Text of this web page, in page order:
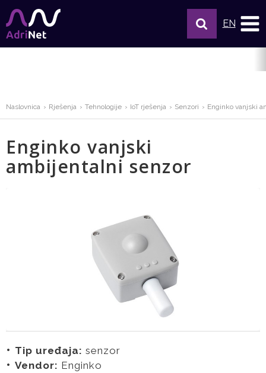
EN
Naslovnica Rješenja Tehnologije IoT rješenja Senzori Enginko vanjski
Enginko vanjski
ambijentalni senzor
Tip uređaja: senzor
Vendor: Enginko